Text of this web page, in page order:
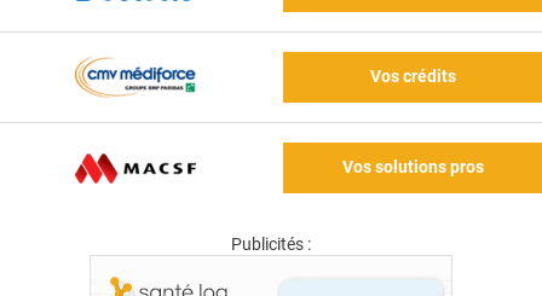
Vos crédits
Vos solutions pros
Publicités :